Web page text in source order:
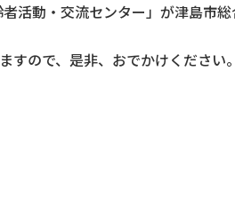
活動・交流センター」が津島市
ので、是非、おでかけください。